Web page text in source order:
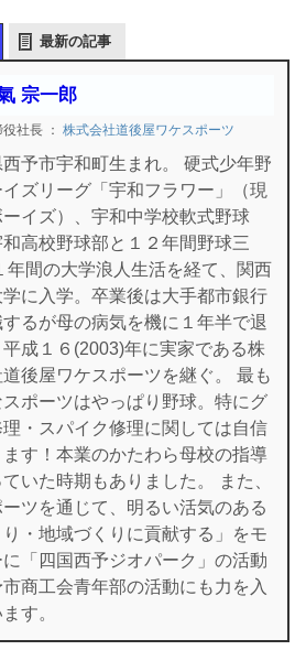
最新の記事
宗一郎
役社長 ： 株式会社道後屋ワケスポーツ
予市宇和町生まれ。 硬式少年野
ズリーグ「宇和フラワー」（現
イズ）、宇和中学校軟式野球
高校野球部と１２年間野球三
年間の大学浪人生活を経て、関西
に入学。卒業後は大手都市銀行
るが母の病気を機に１年半で退
成１６(2003)年に実家である株
後屋ワケスポーツを継ぐ。 最も
ポーツはやっぱり野球。特にグ
理・スパイク修理に関しては自信
ます！本業のかたわら母校の指導
いた時期もありました。 また、
ーツを通じて、明るい活気のある
り・地域づくりに貢献する」をモ
に「四国西予ジオパーク」の活動
商工会青年部の活動にも力を入
す。